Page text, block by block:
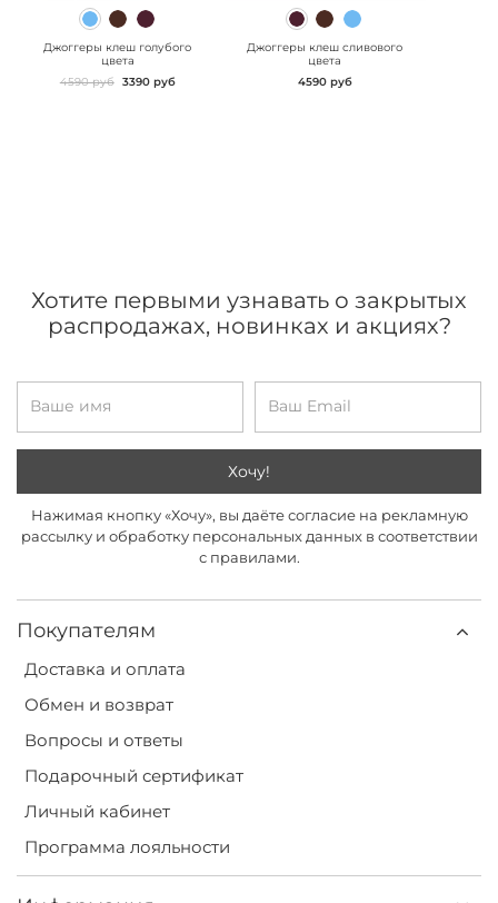
" class="js-prevent-
images">
Джоггеры клеш голубого
цвета
4590 руб 3390 руб
" class="js-prevent-
images">
Джоггеры клеш сливового
цвета
4590 руб
Покупателям
Доставка и оплата
Обмен и возврат
Вопросы и ответы
Подарочный сертификат
Личный кабинет
Программа лояльности
Хотите первыми узнавать о закрытых
распродажах, новинках и акциях?
Хочу!
Нажимая кнопку «Хочу», вы даёте согласие на рекламную
рассылку и обработку персональных данных в соответствии
с правилами.